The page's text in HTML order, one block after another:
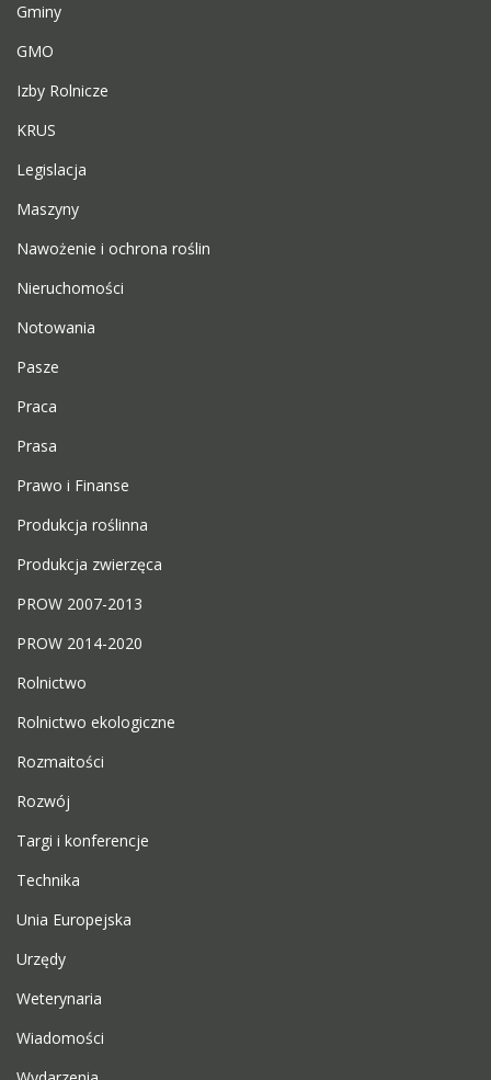
Gminy
GMO
Izby Rolnicze
KRUS
Legislacja
Maszyny
Nawożenie i ochrona roślin
Nieruchomości
Notowania
Pasze
Praca
Prasa
Prawo i Finanse
Produkcja roślinna
Produkcja zwierzęca
PROW 2007-2013
PROW 2014-2020
Rolnictwo
Rolnictwo ekologiczne
Rozmaitości
Rozwój
Targi i konferencje
Technika
Unia Europejska
Urzędy
Weterynaria
Wiadomości